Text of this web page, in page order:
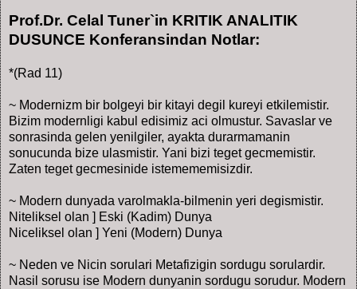
Prof.Dr. Celal Tuner`in KRITIK ANALITIK
DUSUNCE Konferansindan Notlar:
*(Rad 11)
~ Modernizm bir bolgeyi bir kitayi degil kureyi etkilemistir.
Bizim modernligi kabul edisimiz aci olmustur. Savaslar ve
sonrasinda gelen yenilgiler, ayakta durarmamanin
sonucunda bize ulasmistir. Yani bizi teget gecmemistir.
Zaten teget gecmesinide istemememisizdir.
~ Modern dunyada varolmakla-bilmenin yeri degismistir.
Niteliksel olan ] Eski (Kadim) Dunya
Niceliksel olan ] Yeni (Modern) Dunya
~ Neden ve Nicin sorulari Metafizigin sordugu sorulardir.
Nasil sorusu ise Modern dunyanin sordugu sorudur. Modern